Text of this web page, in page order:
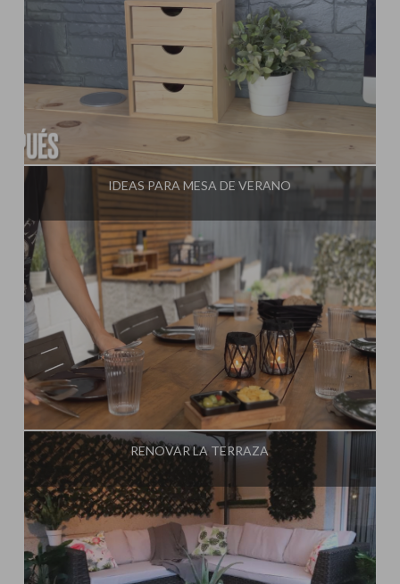
Influencer:
IDEAS PARA MESA DE VERANO
Influencer:Steffido
RENOVAR LA TERRAZA